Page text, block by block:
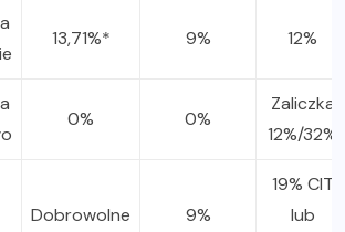
13,71%* 9% 12%
0% 0%
Zaliczka
12%/32%
Dobrowolne 9%
19% CIT
lub